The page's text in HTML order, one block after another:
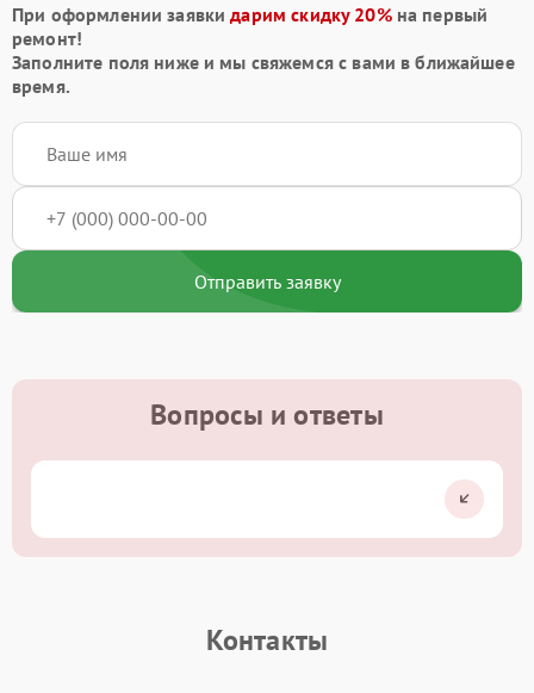
При оформлении заявкидарим скидку 20%на первый
ремонт!
Заполните поля ниже и мы свяжемся с вами в ближайшее
время.
Отправить заявку
Вопросы и ответы
Контакты